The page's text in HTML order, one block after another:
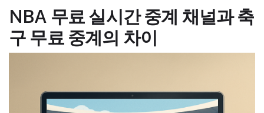
NBA 무료 실시간 중계 채널과 축
구 무료 중계의 차이